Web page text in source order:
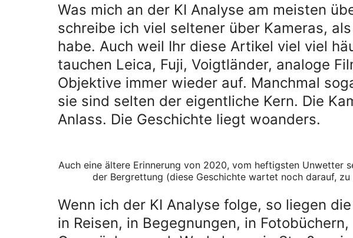
Was mich an der KI Analyse am meisten
schreibe ich viel seltener über Kameras,
habe. Auch weil Ihr diese Artikel viel viel
tauchen Leica, Fuji, Voigtländer, analoge
Objektive immer wieder auf. Manchmal
sie sind selten der eigentliche Kern. Die
Anlass. Die Geschichte liegt woanders.
Auch eine ältere Erinnerung von 2020, vom heftigsten Unwetter
der Bergrettung (diese Geschichte wartet noch darauf,
Wenn ich der KI Analyse folge, so liegen
in Reisen, in Begegnungen, in